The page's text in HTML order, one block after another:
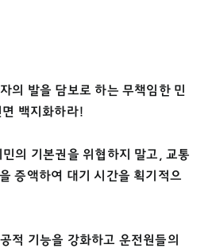
의 발을 담보로 하는 무책임한 민
백지화하라!
의 기본권을 위협하지 말고, 교통
증액하여 대기 시간을 획기적으
적 기능을 강화하고 운전원들의